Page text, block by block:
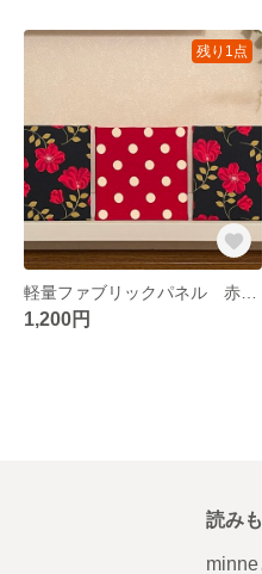
残り1点
軽量ファブリックパネル 赤花ブラック3枚
1,200円
読み